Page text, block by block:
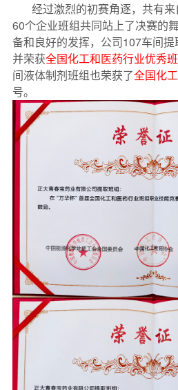
经过激烈的初赛角逐，共有
60个企业班组共同站上了决赛的
备和良好的发挥，公司107车间
并荣获全国化工和医药行业优秀
间液体制剂班组也荣获了全国化
号。